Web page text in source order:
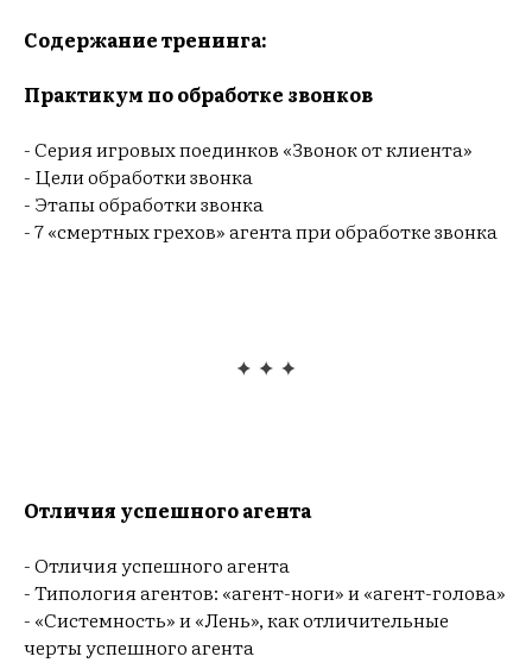
Содержание тренинга:
Практикум по обработке звонков
- Серия игровых поединков «Звонок от клиента»
- Цели обработки звонка
- Этапы обработки звонка
- 7 «смертных грехов» агента при обработке звонка
Отличия успешного агента
- Отличия успешного агента
- Типология агентов: «агент-ноги» и «агент-голова»
- «Системность» и «Лень», как отличительные
черты успешного агента